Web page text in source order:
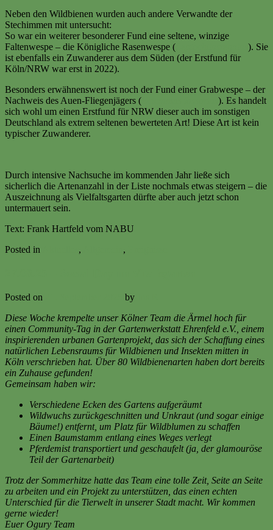
Neben den Wildbienen wurden auch andere Verwandte der
Stechimmen mit untersucht:
So war ein weiterer besonderer Fund eine seltene, winzige
Faltenwespe – die Königliche Rasenwespe (
). Sie
ist ebenfalls ein Zuwanderer aus dem Süden (der Erstfund für
Köln/NRW war erst in 2022).
Besonders erwähnenswert ist noch der Fund einer Grabwespe – der
Nachweis des Auen-Fliegenjägers (
). Es handelt
sich wohl um einen Erstfund für NRW dieser auch im sonstigen
Deutschland als extrem seltenen bewerteten Art! Diese Art ist kein
typischer Zuwanderer.
Durch intensive Nachsuche im kommenden Jahr ließe sich
sicherlich die Artenanzahl in der Liste nochmals etwas steigern – die
Auszeichnung als Vielfaltsgarten dürfte aber auch jetzt schon
untermauert sein.
Text: Frank Hartfeld vom NABU
Posted in
, ,
Posted on by
Diese Woche krempelte unser Kölner Team die Ärmel hoch für
einen Community-Tag in der Gartenwerkstatt Ehrenfeld e.V., einem
inspirierenden urbanen Gartenprojekt, das sich der Schaffung eines
natürlichen Lebensraums für Wildbienen und Insekten mitten in
Köln verschrieben hat. Über 80 Wildbienenarten haben dort bereits
ein Zuhause gefunden!
Gemeinsam haben wir:
Verschiedene Ecken des Gartens aufgeräumt
Wildwuchs zurückgeschnitten und Unkraut (und sogar einige
Bäume!) entfernt, um Platz für Wildblumen zu schaffen
Einen Baumstamm entlang eines Weges verlegt
Pferdemist transportiert und geschaufelt (ja, der glamouröse
Teil der Gartenarbeit)
Trotz der Sommerhitze hatte das Team eine tolle Zeit, Seite an Seite
zu arbeiten und ein Projekt zu unterstützen, das einen echten
Unterschied für die Tierwelt in unserer Stadt macht. Wir kommen
gerne wieder!
Euer Ogury Team